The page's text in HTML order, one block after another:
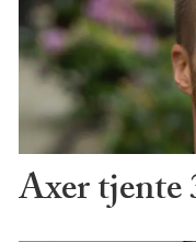
Axer